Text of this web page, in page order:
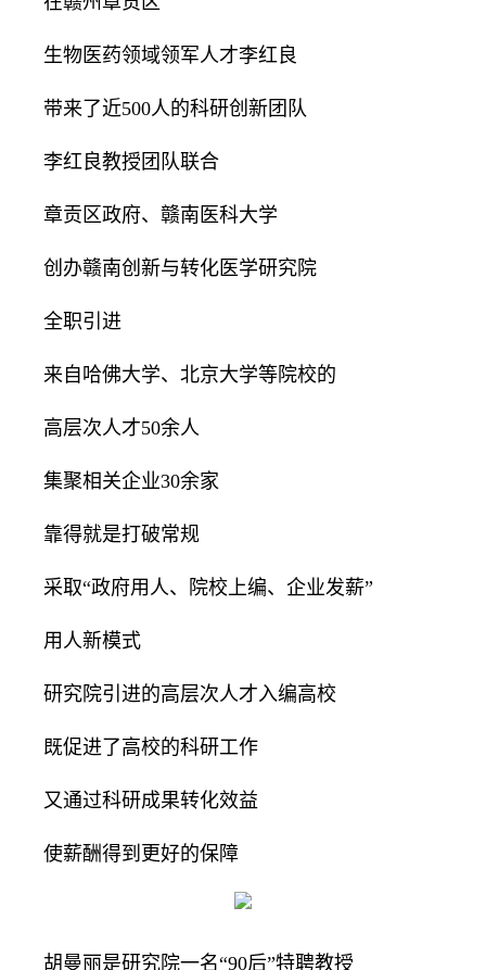
生物医药领域领军人才李红良
带来了近500人的科研创新团队
李红良教授团队联合
章贡区政府、赣南医科大学
创办赣南创新与转化医学研究院
全职引进
来自哈佛大学、北京大学等院校的
高层次人才50余人
集聚相关企业30余家
靠得就是打破常规
采取“政府用人、院校上编、企业发薪”
用人新模式
研究院引进的高层次人才入编高校
既促进了高校的科研工作
又通过科研成果转化效益
使薪酬得到更好的保障
胡曼丽是研究院一名“90后”特聘教授